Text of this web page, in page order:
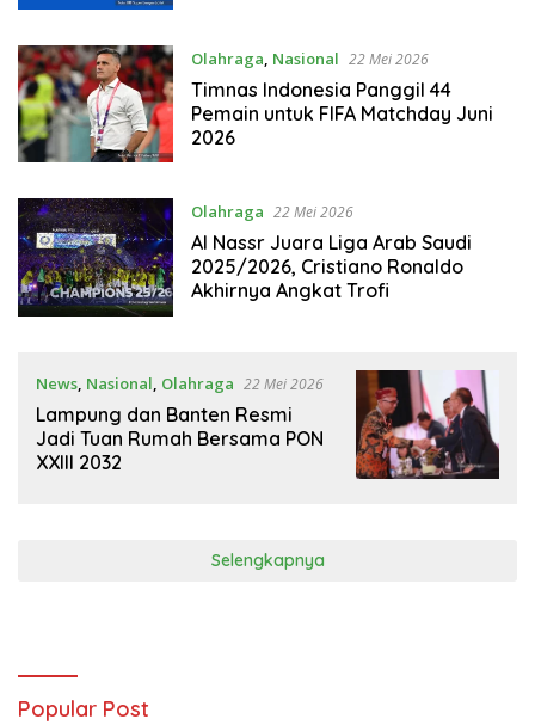
Olahraga, Nasional 22 Mei 2026
Timnas Indonesia Panggil 44
Pemain untuk FIFA Matchday Juni
2026
Olahraga 22 Mei 2026
Al Nassr Juara Liga Arab Saudi
2025/2026, Cristiano Ronaldo
Akhirnya Angkat Trofi
News, Nasional, Olahraga 22 Mei 2026
Lampung dan Banten Resmi
Jadi Tuan Rumah Bersama PON
XXIII 2032
Selengkapnya
Popular Post